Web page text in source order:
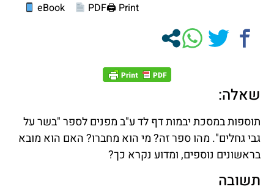
Print 🖨
PDF
eBook
שאלה:
תוספות במסכת יבמות דף לד ע"ב מפנים לספר "בשר על
גבי גחלים". מהו ספר זה? מי הוא מחברו? האם הוא מובא
בראשונים נוספים, ומדוע נקרא כך?
תשובה